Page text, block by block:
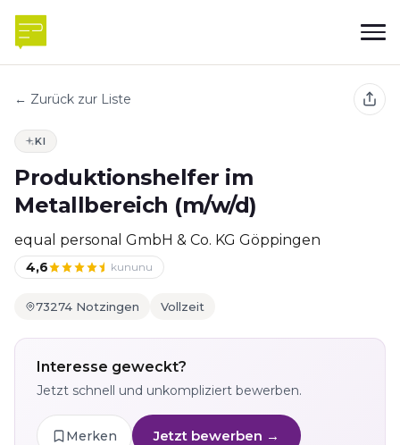
← Zurück zur Liste
KI
Produktionshelfer im
Metallbereich (m/w/d)
equal personal GmbH & Co. KG Göppingen
4,6 kununu
73274 Notzingen Vollzeit
Interesse geweckt?
Jetzt schnell und unkompliziert bewerben.
Merken Jetzt bewerben →